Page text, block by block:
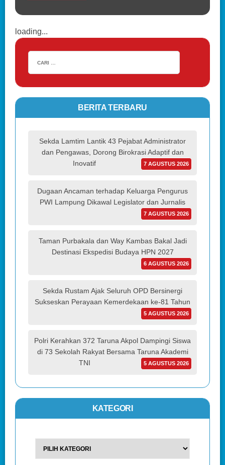
loading...
BERITA TERBARU
Sekda Lamtim Lantik 43 Pejabat Administrator
dan Pengawas, Dorong Birokrasi Adaptif dan
Inovatif
7 AGUSTUS 2026
Dugaan Ancaman terhadap Keluarga Pengurus
PWI Lampung Dikawal Legislator dan Jurnalis
7 AGUSTUS 2026
Taman Purbakala dan Way Kambas Bakal Jadi
Destinasi Ekspedisi Budaya HPN 2027
6 AGUSTUS 2026
Sekda Rustam Ajak Seluruh OPD Bersinergi
Sukseskan Perayaan Kemerdekaan ke-81 Tahun
5 AGUSTUS 2026
Polri Kerahkan 372 Taruna Akpol Dampingi Siswa
di 73 Sekolah Rakyat Bersama Taruna Akademi
TNI
5 AGUSTUS 2026
KATEGORI